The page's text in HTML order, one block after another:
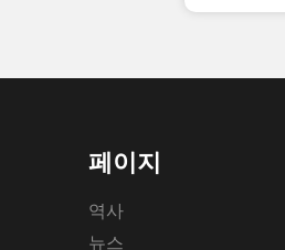
페이지
역사
뉴스